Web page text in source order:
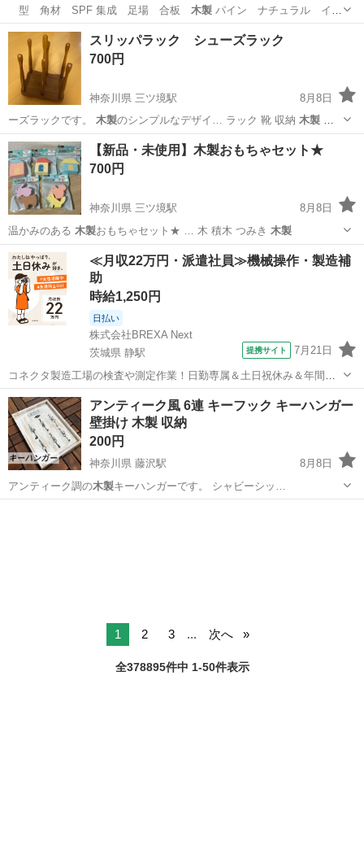
型 角材 SPF 集成 足場 合板 木製パイン ナチュラル イン
テリア 手作…
茨城 守谷市 守谷駅 その他 インテリア
スリッパラック シューズラック
700円
神奈川県 三ツ境駅
8月8日
ーズラックです。 木製のシンプルなデザイ… ラック 靴 収納 木製イ
ンテリア コン…
神奈川 横浜市 三ツ境駅 家具 シューズラック
【新品・未使用】木製おもちゃセット★
700円
神奈川県 三ツ境駅
8月8日
温かみのある 木製おもちゃセット★ … 木 積木 つみき 木製
神奈川 横浜市 三ツ境駅 おもちゃ 木製
≪月収22万円・派遣社員≫機械操作・製造補
助
時給1,250円
日払い
株式会社BREXA Next
茨城県 静駅
提携サイト 7月21日
コネクタ製造工場の検査や測定作業！日勤専属＆土日祝休み＆年間休
日128日★クリーンルーム内作業★マイカー通勤OK＆無料駐車場あり
★就業先食堂利用可！日払い制度あり！《茨城県常陸大宮市》 人気の
工場のお仕事 ◇コネクタ製造工...
茨城 常陸大宮市 その他
アンティーク風 6連 キーフック キーハンガー
壁掛け 木製 収納
200円
神奈川県 藤沢駅
8月8日
アンティーク調の木製 キーハンガーです。 シャビーシッ…
1 2 3 ... 次へ
全378895件中 1-50件表示